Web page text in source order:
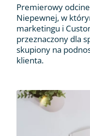
Premierowy
Niepewnej, w
marketingu i
przeznaczony dla
skupiony na
klienta.